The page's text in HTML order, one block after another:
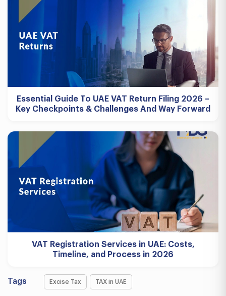
Essential Guide To UAE VAT Return Filing 2026 –
Key Checkpoints & Challenges And Way Forward
VAT Registration Services in UAE: Costs,
Timeline, and Process in 2026
Tags Excise Tax TAX in UAE